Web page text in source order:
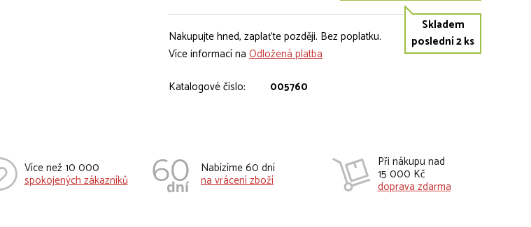
Skladem
poslední 2 ks
Nakupujte hned, zaplaťte později. Bez poplatku.
Více informací na Odložená platba
Katalogové číslo:
005760
Více než 10 000
spokojených zákazníků
Nabízíme 60 dní
na vrácení zboží
Při nákupu nad
15 000 Kč
doprava zdarma